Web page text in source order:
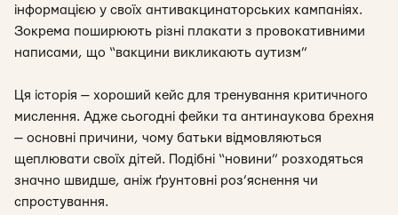
інформацією у своїх антивакцинаторських кампаніях.
Зокрема поширюють різні плакати з провокативними
написами, що “вакцини викликають аутизм”
Ця історія — хороший кейс для тренування критичного
мислення. Адже сьогодні фейки та антинаукова брехня
— основні причини, чому батьки відмовляються
щеплювати своїх дітей. Подібні “новини” розходяться
значно швидше, аніж ґрунтовні роз’яснення чи
спростування.